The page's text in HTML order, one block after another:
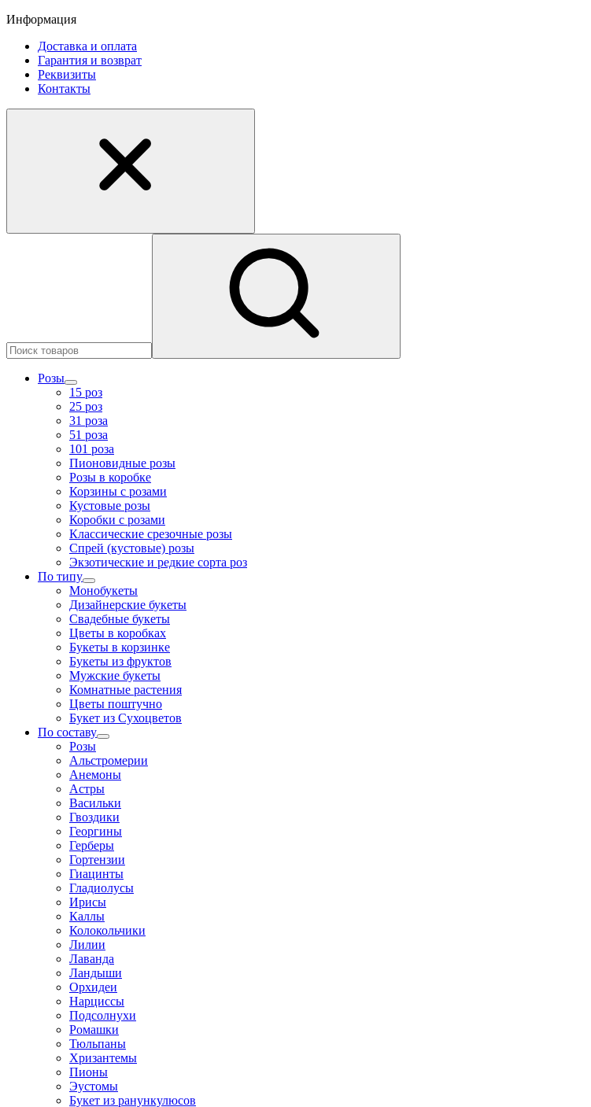
Информация
Доставка и оплата
Гарантия и возврат
Реквизиты
Контакты
Розы
15 роз
25 роз
31 роза
51 роза
101 роза
Пионовидные розы
Розы в коробке
Корзины с розами
Кустовые розы
Коробки с розами
Классические срезочные розы
Спрей (кустовые) розы
Экзотические и редкие сорта роз
По типу
Монобукеты
Дизайнерские букеты
Свадебные букеты
Цветы в коробках
Букеты в корзинке
Букеты из фруктов
Мужские букеты
Комнатные растения
Цветы поштучно
Букет из Сухоцветов
По составу
Розы
Альстромерии
Анемоны
Астры
Васильки
Гвоздики
Георгины
Герберы
Гортензии
Гиацинты
Гладиолусы
Ирисы
Каллы
Колокольчики
Лилии
Лаванда
Ландыши
Орхидеи
Нарциссы
Подсолнухи
Ромашки
Тюльпаны
Хризантемы
Пионы
Эустомы
Букет из ранункулюсов